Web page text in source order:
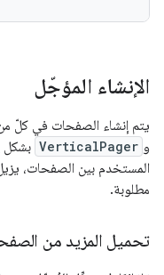
الإنشاء المؤجّل
يتم إنشاء الصفحات في كلّ
و VerticalPager بشكل
المستخدم بين الصفحات،
مطلوبة.
تحميل المزيد من